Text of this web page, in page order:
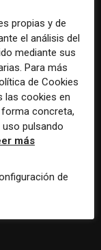
a de información
en sanidad
animal
propias y de
el análisis del
mediante sus
Para más
de Cookies
las cookies en
concreta,
pulsando
más
de